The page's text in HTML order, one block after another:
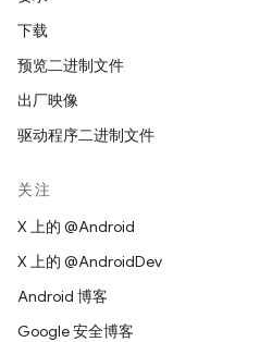
下载
预览二进制文件
出厂映像
驱动程序二进制文件
关注
X 上的 @Android
X 上的 @AndroidDev
Android 博客
Google 安全博客